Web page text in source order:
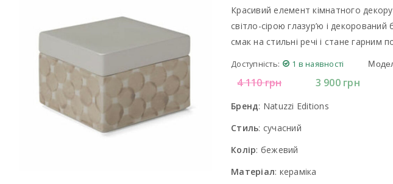
Красивий елемент кімнатного
світло-сірою глазур’ю і
смак на стильні речі і стане гарним
Доступність: 1 в наявності
4 110грн 3 900 грн
Бренд: Natuzzi Editions
Стиль: сучасний
Колір: бежевий
Матеріал: кераміка